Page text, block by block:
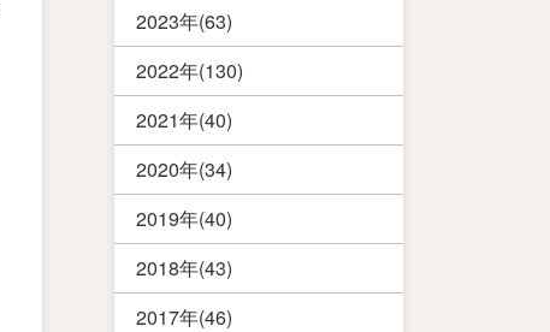
2023年(63)
2022年(130)
2021年(40)
2020年(34)
2019年(40)
2018年(43)
2017年(46)